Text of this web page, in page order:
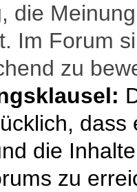
die
Im Forum
zu
die
zu